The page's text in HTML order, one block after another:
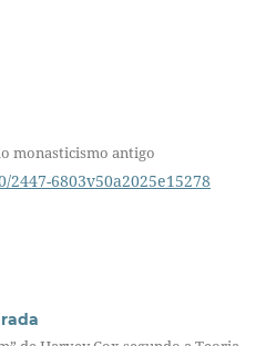
monasticismo antigo
6803v50a2025e15278